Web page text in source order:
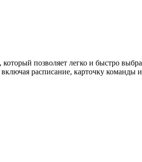
позволяет легко и быстро
расписание, карточку команды